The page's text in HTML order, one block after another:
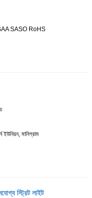
SASO RoHS
মানিগ্রাম
স্ট্রিট লাইট